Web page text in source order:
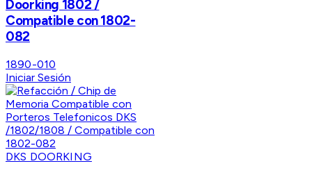
Doorking 1802 /
Compatible con 1802-
082
1890-010
Iniciar Sesión
DKS DOORKING